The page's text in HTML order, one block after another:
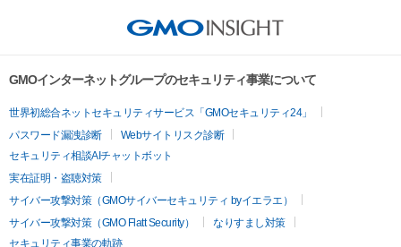
GMOインターネットグループのセキュリティ事業について
世界初総合ネットセキュリティサービス「GMOセキュリティ24」
パスワード漏洩診断
Webサイトリスク診断
セキュリティ相談AIチャットボット
実在証明・盗聴対策
サイバー攻撃対策（GMOサイバーセキュリティ byイエラエ）
サイバー攻撃対策（GMO Flatt Security）
なりすまし対策
セキュリティ事業の軌跡